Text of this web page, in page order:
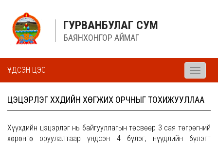
ГУРВАНБУЛАГ СУМ
БАЯНХОНГОР АЙМАГ
ҮНДСЭН ЦЭС
Toggle
ЦЭЦЭРЛЭГ ХҮҮХДИЙН ХӨГЖИХ ОРЧНЫГ ТОХИЖУУЛЛАА
Хүүхдийн цэцэрлэг нь байгууллагын төсвөөр 3 сая төгрөгний
хөрөнгө оруулалтаар үндсэн 4 бүлэг, нүүдлийн бүлэгт